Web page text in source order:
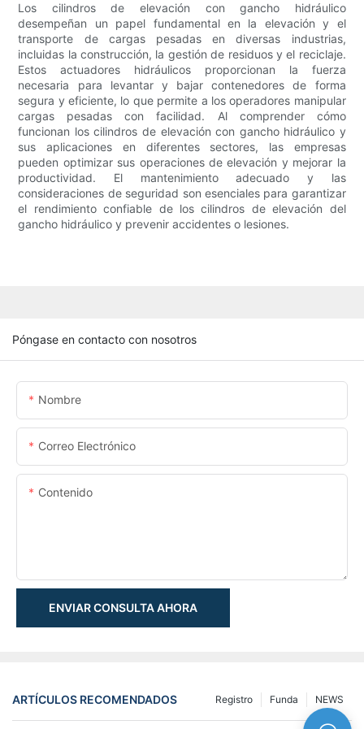
Los cilindros de elevación con gancho hidráulico
desempeñan un papel fundamental en la elevación y el
transporte de cargas pesadas en diversas industrias,
incluidas la construcción, la gestión de residuos y el reciclaje.
Estos actuadores hidráulicos proporcionan la fuerza
necesaria para levantar y bajar contenedores de forma
segura y eficiente, lo que permite a los operadores manipular
cargas pesadas con facilidad. Al comprender cómo
funcionan los cilindros de elevación con gancho hidráulico y
sus aplicaciones en diferentes sectores, las empresas
pueden optimizar sus operaciones de elevación y mejorar la
productividad. El mantenimiento adecuado y las
consideraciones de seguridad son esenciales para garantizar
el rendimiento confiable de los cilindros de elevación del
gancho hidráulico y prevenir accidentes o lesiones.
Póngase en contacto con nosotros
Nombre
Correo Electrónico
Contenido
ENVIAR CONSULTA AHORA
ARTÍCULOS RECOMENDADOS NEWS
Funda
Registro